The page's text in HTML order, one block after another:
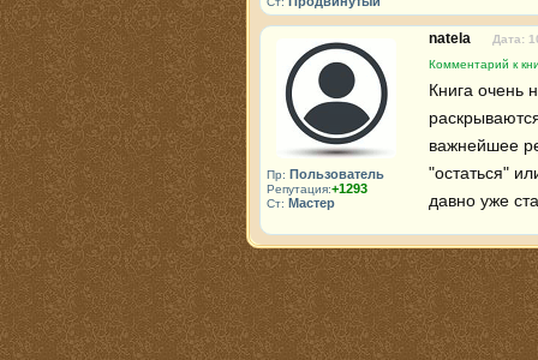
Пр: Пользователь
Репутация:+1293
Ст: Мастер
natela
Дата:
Комментарий к
Книга очень
важнейшее
"остаться"
давно уже